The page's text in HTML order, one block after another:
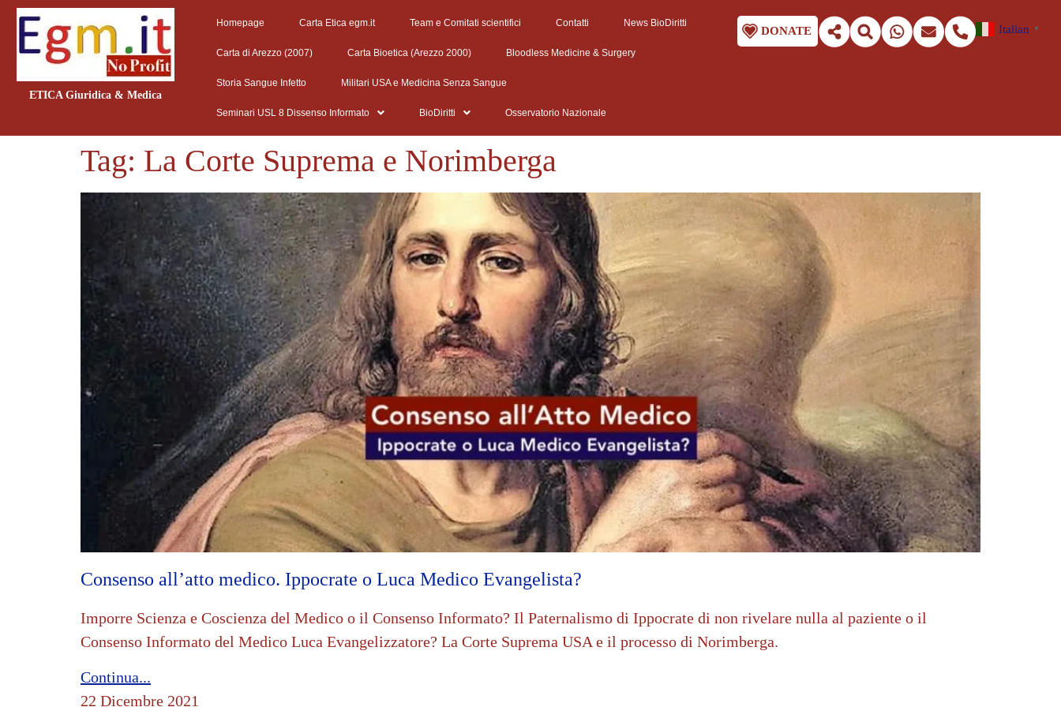
ETICA Giuridica & Medica
Homepage Carta Etica egm.it Team e Comitati scientifici Contatti News BioDiritti
Carta di Arezzo (2007) Carta Bioetica (Arezzo 2000) Bloodless Medicine & Surgery
Storia Sangue Infetto Militari USA e Medicina Senza Sangue
Seminari USL 8 Dissenso Informato BioDiritti Osservatorio Nazionale
DONATE Italian ▼
Tag: La Corte Suprema e Norimberga
Consenso all’atto medico. Ippocrate o Luca Medico Evangelista?
Imporre Scienza e Coscienza del Medico o il Consenso Informato? Il Paternalismo di Ippocrate di non rivelare nulla al paziente o il
Consenso Informato del Medico Luca Evangelizzatore? La Corte Suprema USA e il processo di Norimberga.
Continua...
22 Dicembre 2021